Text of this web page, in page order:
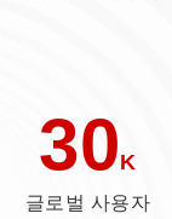
30K
글로벌 사용자